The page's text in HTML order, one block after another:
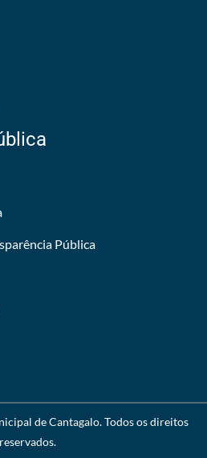
Pública
de Cantagalo. Todos os direitos
reservados.